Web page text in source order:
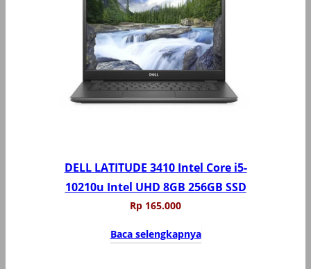
DELL LATITUDE 3410 Intel Core i5-
10210u Intel UHD 8GB 256GB SSD
Rp 165.000
Baca selengkapnya